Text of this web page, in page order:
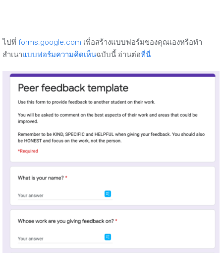
ไปที่ forms.google.com เพื่อสร้างแบบฟอร์มของคุณเองหรือทำ
สำเนาแบบฟอร์มความคิดเห็นฉบับนี้ อ่านต่อที่นี่